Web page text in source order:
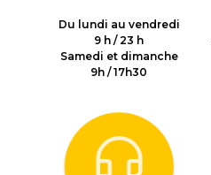
Du lundi au vendredi
9 h / 23 h
Samedi et dimanche
9h / 17h30